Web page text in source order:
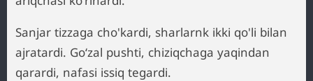
Sanjar tizzaga cho'kardi, sharlarnk ikki qo'li bilan
ajratardi. Go‘zal pushti, chiziqchaga yaqindan
qarardi, nafasi issiq tegardi.